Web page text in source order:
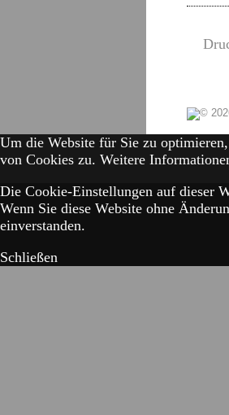
Um die Website für Sie zu
von Cookies zu. Weitere
Die Cookie-Einstellungen auf dieser
Wenn Sie diese Website ohne
einverstanden.
Schließen